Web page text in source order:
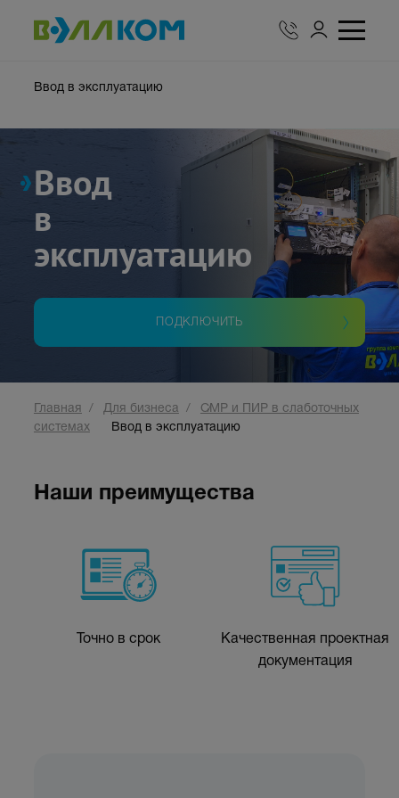
Ввод в эксплуатацию
Ввод
в
эксплуатацию
ПОДКЛЮЧИТЬ
Главная Для бизнеса
СМР и ПИР в слаботочных
системах
Ввод в эксплуатацию
Наши преимущества
Точно в срок
Качественная проектная
документация